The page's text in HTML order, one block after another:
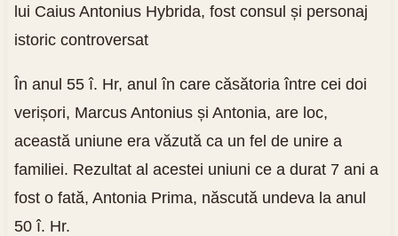
lui Caius Antonius Hybrida, fost consul și personaj
istoric controversat
În anul 55 î. Hr, anul în care căsătoria între cei doi
verișori, Marcus Antonius și Antonia, are loc,
această uniune era văzută ca un fel de unire a
familiei. Rezultat al acestei uniuni ce a durat 7 ani a
fost o fată, Antonia Prima, născută undeva la anul
50 î. Hr.